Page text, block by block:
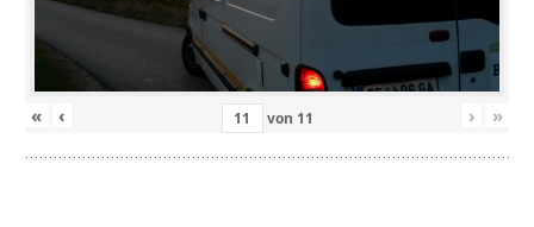
« ‹ von 11 › »